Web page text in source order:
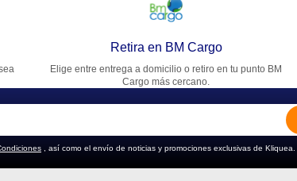
Retira en BM Cargo
Elige entre entrega a domicilio o retiro en tu punto BM
Cargo más cercano.
, así como el envío de noticias y promociones exclusivas de Kliquea.